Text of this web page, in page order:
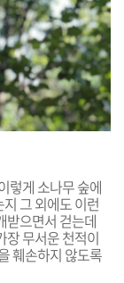
렇게 소나무 숲에
그 외에도 이런
받으면서 걷는데
장 무서운 천적이
훼손하지 않도록